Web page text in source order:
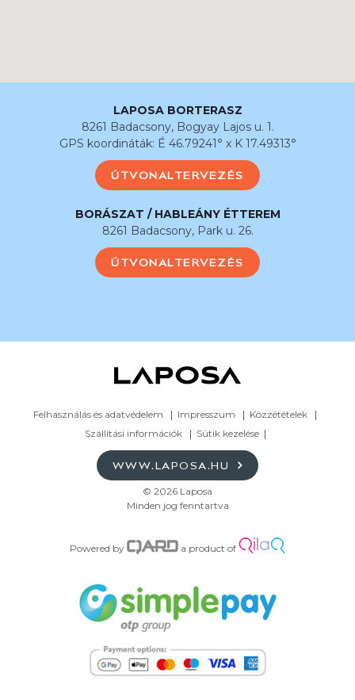
LAPOSA BORTERASZ
8261 Badacsony, Bogyay Lajos u. 1.
GPS koordináták: É 46.79241° x K 17.49313°
ÚTVONALTERVEZÉS
BORÁSZAT / HABLEÁNY ÉTTEREM
8261 Badacsony, Park u. 26.
ÚTVONALTERVEZÉS
Felhasználás és adatvédelem Impresszum
Közzétételek
Szállítási információk
Sütik kezelése
WWW.LAPOSA.HU
© 2026 Laposa
Minden jog fenntartva
Powered by a product of